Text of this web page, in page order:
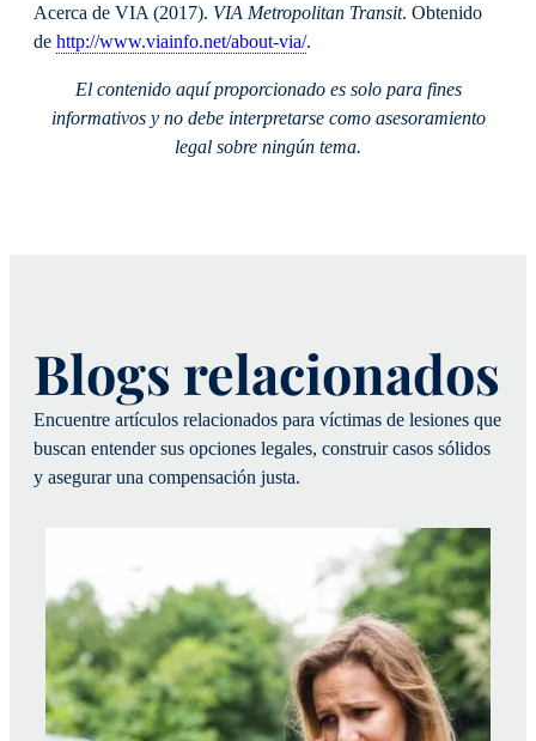
Acerca de VIA (2017). VIA Metropolitan Transit. Obtenido
de http://www.viainfo.net/about-via/.
El contenido aquí proporcionado es solo para fines
informativos y no debe interpretarse como asesoramiento
legal sobre ningún tema.
Blogs relacionados
Encuentre artículos relacionados para víctimas de lesiones que
buscan entender sus opciones legales, construir casos sólidos
y asegurar una compensación justa.